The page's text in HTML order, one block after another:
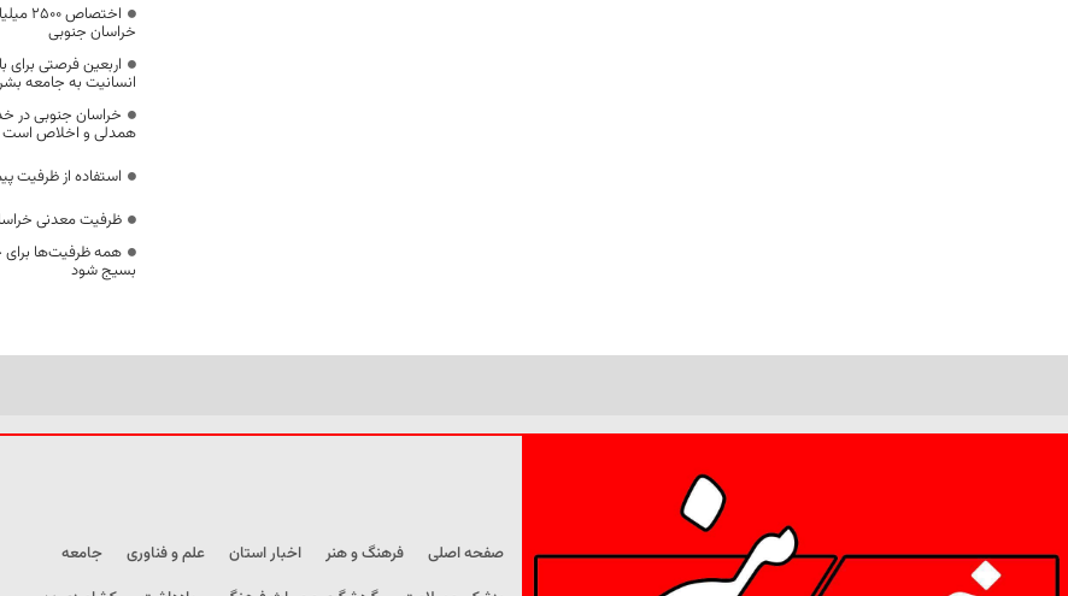
خراسان جنوبی
اربعین فرصتی
انسانیت به جامعه
خراسان جنوبی در
همدلی و اخلاص است
استفاده از ظرفیت
ظرفیت معدنی
همه ظرفیت‌ها برای
بسیج شود
صفحه اصلی فرهنگ و هنر اخبار استان علم و فناوری
جامعه